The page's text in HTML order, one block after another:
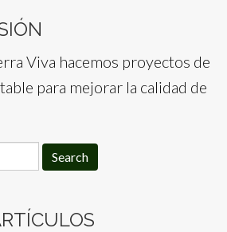
Viva hacemos proyectos de
para mejorar la calidad de